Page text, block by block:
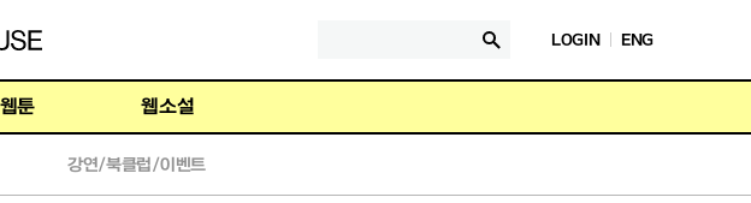
강연/북클럽/이벤트
웹툰 웹소설
LOGIN ENG